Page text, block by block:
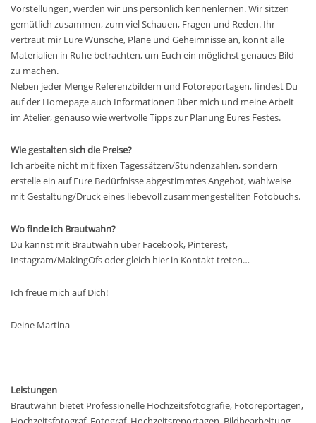
Vorstellungen, werden wir uns persönlich kennenlernen. Wir sitzen
gemütlich zusammen, zum viel Schauen, Fragen und Reden. Ihr
vertraut mir Eure Wünsche, Pläne und Geheimnisse an, könnt alle
Materialien in Ruhe betrachten, um Euch ein möglichst genaues Bild
zu machen.
Neben jeder Menge Referenzbildern und Fotoreportagen, findest Du
auf der Homepage auch Informationen über mich und meine Arbeit
im Atelier, genauso wie wertvolle Tipps zur Planung Eures Festes.
Wie gestalten sich die Preise?
Ich arbeite nicht mit fixen Tagessätzen/Stundenzahlen, sondern
erstelle ein auf Eure Bedürfnisse abgestimmtes Angebot, wahlweise
mit Gestaltung/Druck eines liebevoll zusammengestellten Fotobuchs.
Wo finde ich Brautwahn?
Du kannst mit Brautwahn über Facebook, Pinterest,
Instagram/MakingOfs oder gleich hier in Kontakt treten…
Ich freue mich auf Dich!
Deine Martina
Leistungen
Brautwahn bietet Professionelle Hochzeitsfotografie, Fotoreportagen,